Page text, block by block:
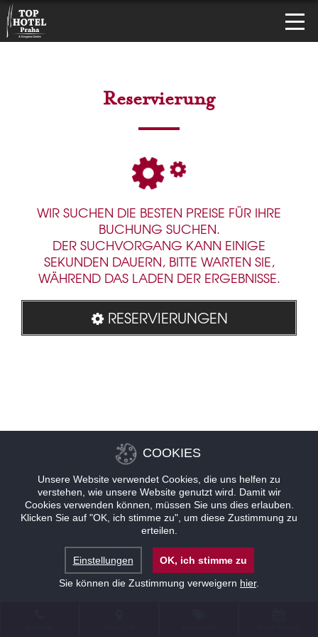
Reservierung
WIR SUCHEN DIE BESTEN PREISE FÜR IHRE
BUCHUNG SUCHEN.
DER SUCHVORGANG KANN EINIGE
SEKUNDEN DAUERN, BITTE WARTEN SIE,
WÄHREND DAS LADEN DER ERGEBNISSE.
RESERVIERUNGEN
COOKIES
Unsere Website verwendet Cookies, die uns helfen zu
verstehen, wie unsere Website genutzt wird. Damit wir
Cookies verwenden können, müssen Sie uns dies erlauben.
Klicken Sie auf "OK, ich stimme zu", um diese Zustimmung zu
erteilen.
Einstellungen
OK, ich stimme zu
Sie können die Zustimmung verweigern hier.